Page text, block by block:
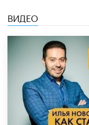
ВИДЕО